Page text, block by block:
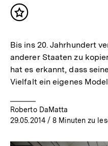
Inhalt
Bis ins 20. Jahrhundert
anderer Staaten zu
hat es erkannt, dass
Vielfalt ein eigenes
Roberto DaMatta
29.05.2014/ 8 Minuten zu